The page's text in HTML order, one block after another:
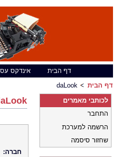
דף הבית אינדקס
דף הבית
daLook
חברה:
לכותבי מאמרים
התחבר
הרשמה למערכת
שחזור סיסמה